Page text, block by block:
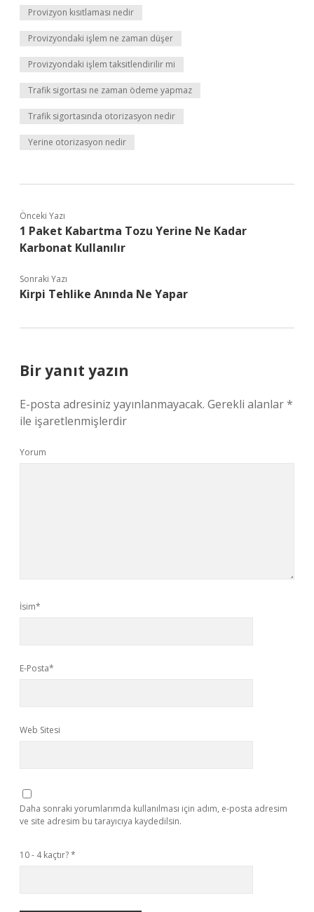
Provizyon kısıtlaması nedir
Provizyondaki işlem ne zaman düşer
Provizyondaki işlem taksitlendirilir mi
Trafik sigortası ne zaman ödeme yapmaz
Trafik sigortasında otorizasyon nedir
Yerine otorizasyon nedir
Önceki Yazı
1 Paket Kabartma Tozu Yerine Ne Kadar
Karbonat Kullanılır
Sonraki Yazı
Kirpi Tehlike Anında Ne Yapar
Bir yanıt yazın
E-posta adresiniz yayınlanmayacak. Gerekli alanlar*
ile işaretlenmişlerdir
Yorum
İsim*
E-Posta*
Web Sitesi
Daha sonraki yorumlarımda kullanılması için adım, e-posta adresim
ve site adresim bu tarayıcıya kaydedilsin.
10 - 4 kaçtır?*